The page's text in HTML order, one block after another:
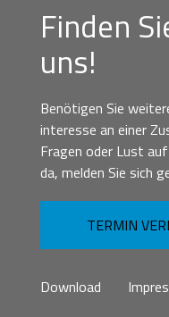
Finden
uns!
Benötigen Sie
interesse an einer
Fragen oder Lust
da, melden Sie sich
TERMIN
Download